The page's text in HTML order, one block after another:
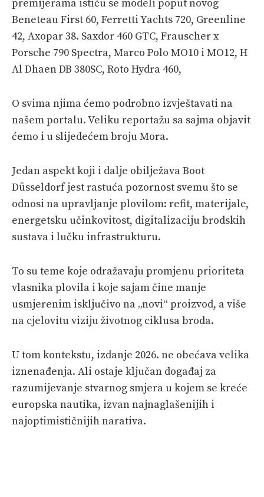
premijerama ističu se modeli poput novog
Beneteau First 60, Ferretti Yachts 720, Greenline
42, Axopar 38. Saxdor 460 GTC, Frauscher x
Porsche 790 Spectra, Marco Polo MO10 i MO12, H
Al Dhaen DB 380SC, Roto Hydra 460,
O svima njima ćemo podrobno izvještavati na
našem portalu. Veliku reportažu sa sajma objavit
ćemo i u slijedećem broju Mora.
Jedan aspekt koji i dalje obilježava Boot
Düsseldorf jest rastuća pozornost svemu što se
odnosi na upravljanje plovilom: refit, materijale,
energetsku učinkovitost, digitalizaciju brodskih
sustava i lučku infrastrukturu.
To su teme koje odražavaju promjenu prioriteta
vlasnika plovila i koje sajam čine manje
usmjerenim isključivo na „novi“ proizvod, a više
na cjelovitu viziju životnog ciklusa broda.
U tom kontekstu, izdanje 2026. ne obećava velika
iznenađenja. Ali ostaje ključan događaj za
razumijevanje stvarnog smjera u kojem se kreće
europska nautika, izvan najnaglašenijih i
najoptimističnijih narativa.